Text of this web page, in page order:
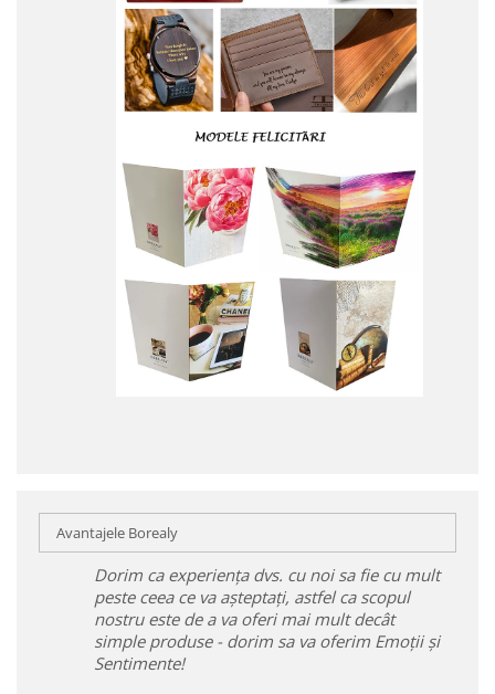
Avantajele Borealy
Dorim ca experiența dvs. cu noi sa fie cu mult
peste ceea ce va așteptați, astfel ca scopul
nostru este de a va oferi mai mult decât
simple produse - dorim sa va oferim Emoții și
Sentimente!